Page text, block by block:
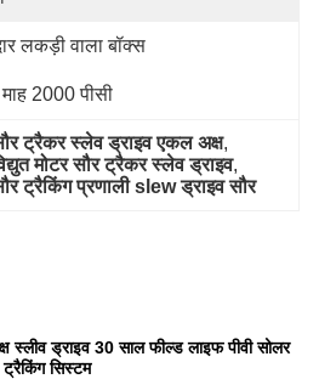
लकड़ी वाला बॉक्स
माह 2000 पीसी
ट्रैकर स्लेव ड्राइव एकल अक्ष,
मोटर सौर ट्रैकर स्लेव ड्राइव,
ट्रैकिंग प्रणाली slew ड्राइव सौर
ड्राइव 30 साल फील्ड लाइफ पीवी सोलर
ट्रैकिंग सिस्टम